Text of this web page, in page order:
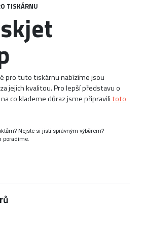
TISKÁRNU
pro tuto tiskárnu nabízíme jsou
jejich kvalitou. Pro lepší představu o
co klademe důraz jsme připravilitoto
Nejste si jisti správným výběrem?
poradíme.